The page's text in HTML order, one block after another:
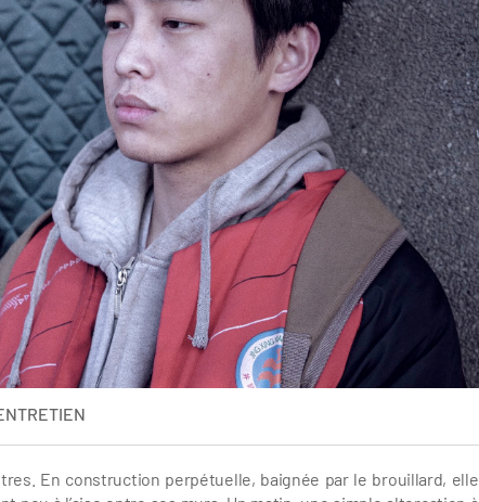
En construction perpétuelle, baignée par le brouillard, elle